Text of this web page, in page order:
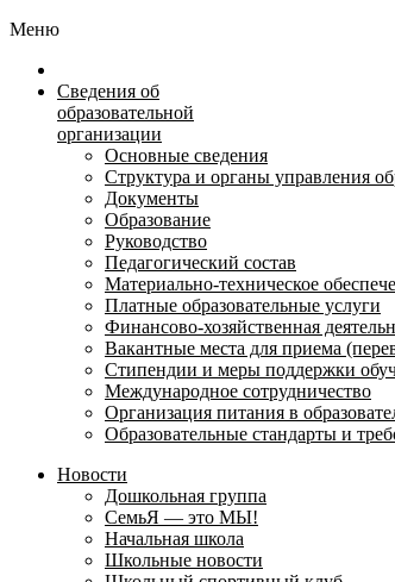
Меню
Сведения об
образовательной
организации
Основные сведения
Структура и органы управления
Документы
Образование
Руководство
Педагогический состав
Материально-техническое
Платные образовательные услуги
Финансово-хозяйственная
Вакантные места для приема
Стипендии и меры поддержки
Международное сотрудничество
Организация питания в
Образовательные стандарты и
Новости
Дошкольная группа
СемьЯ — это МЫ!
Начальная школа
Школьные новости